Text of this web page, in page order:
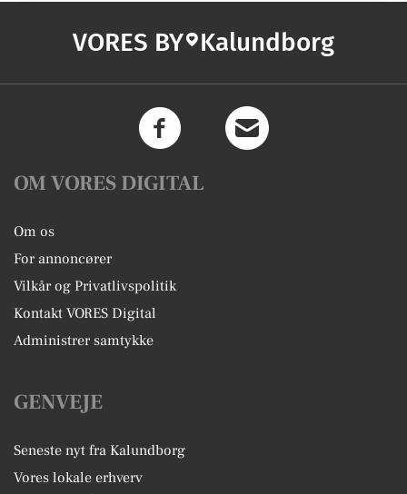
VORES BY Kalundborg
OM VORES DIGITAL
Om os
For annoncører
Vilkår og Privatlivspolitik
Kontakt VORES Digital
Administrer samtykke
GENVEJE
Seneste nyt fra Kalundborg
Vores lokale erhverv